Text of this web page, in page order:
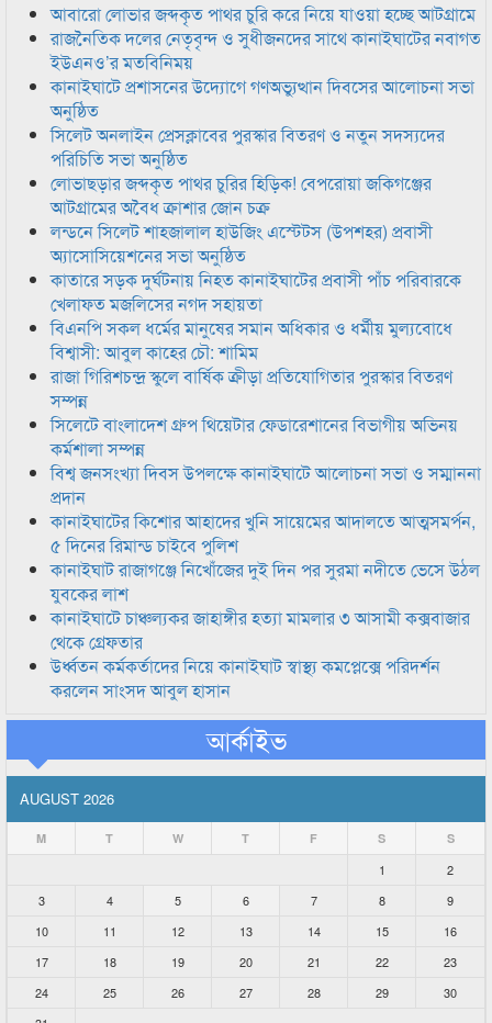
আবারো লোভার জব্দকৃত পাথর চুরি করে নিয়ে যাওয়া হচ্ছে আটগ্রামে
রাজনৈতিক দলের নেতৃবৃন্দ ও সুধীজনদের সাথে কানাইঘাটের নবাগত
ইউএনও’র মতবিনিময়
কানাইঘাটে প্রশাসনের উদ্যোগে গণঅভ্যুত্থান দিবসের আলোচনা সভা
অনুষ্ঠিত
সিলেট অনলাইন প্রেসক্লাবের পুরস্কার বিতরণ ও নতুন সদস্যদের
পরিচিতি সভা অনুষ্ঠিত
লোভাছড়ার জব্দকৃত পাথর চুরির হিড়িক! বেপরোয়া জকিগঞ্জের
আটগ্রামের অবৈধ ক্রাশার জোন চক্র
লন্ডনে সিলেট শাহজালাল হাউজিং এস্টেটস (উপশহর) প্রবাসী
অ্যাসোসিয়েশনের সভা অনুষ্ঠিত
কাতারে সড়ক দুর্ঘটনায় নিহত কানাইঘাটের প্রবাসী পাঁচ পরিবারকে
খেলাফত মজলিসের নগদ সহায়তা
বিএনপি সকল ধর্মের মানুষের সমান অধিকার ও ধর্মীয় মুল্যবোধে
বিশ্বাসী: আবুল কাহের চৌ: শামিম
রাজা গিরিশচন্দ্র স্কুলে বার্ষিক ক্রীড়া প্রতিযোগিতার পুরস্কার বিতরণ
সম্পন্ন
সিলেটে বাংলাদেশ গ্রুপ থিয়েটার ফেডারেশানের বিভাগীয় অভিনয়
কর্মশালা সম্পন্ন
বিশ্ব জনসংখ্যা দিবস উপলক্ষে কানাইঘাটে আলোচনা সভা ও সম্মাননা
প্রদান
কানাইঘাটের কিশোর আহাদের খুনি সায়েমের আদালতে আত্মসমর্পন,
৫ দিনের রিমান্ড চাইবে পুলিশ
কানাইঘাট রাজাগঞ্জে নিখোঁজের দুই দিন পর সুরমা নদীতে ভেসে উঠল
যুবকের লাশ
কানাইঘাটে চাঞ্চল্যকর জাহাঙ্গীর হত্যা মামলার ৩ আসামী কক্সবাজার
থেকে গ্রেফতার
উর্ধ্বতন কর্মকর্তাদের নিয়ে কানাইঘাট স্বাস্থ্য কমপ্লেক্সে পরিদর্শন
করলেন সাংসদ আবুল হাসান
আর্কাইভ
AUGUST 2026
M T W T F S S
1
2
3
4 5 6 7 8
9
10
11 12 13 14 15
16
17
18 19 20 21 22
23
24
25 26 27 28 29
30